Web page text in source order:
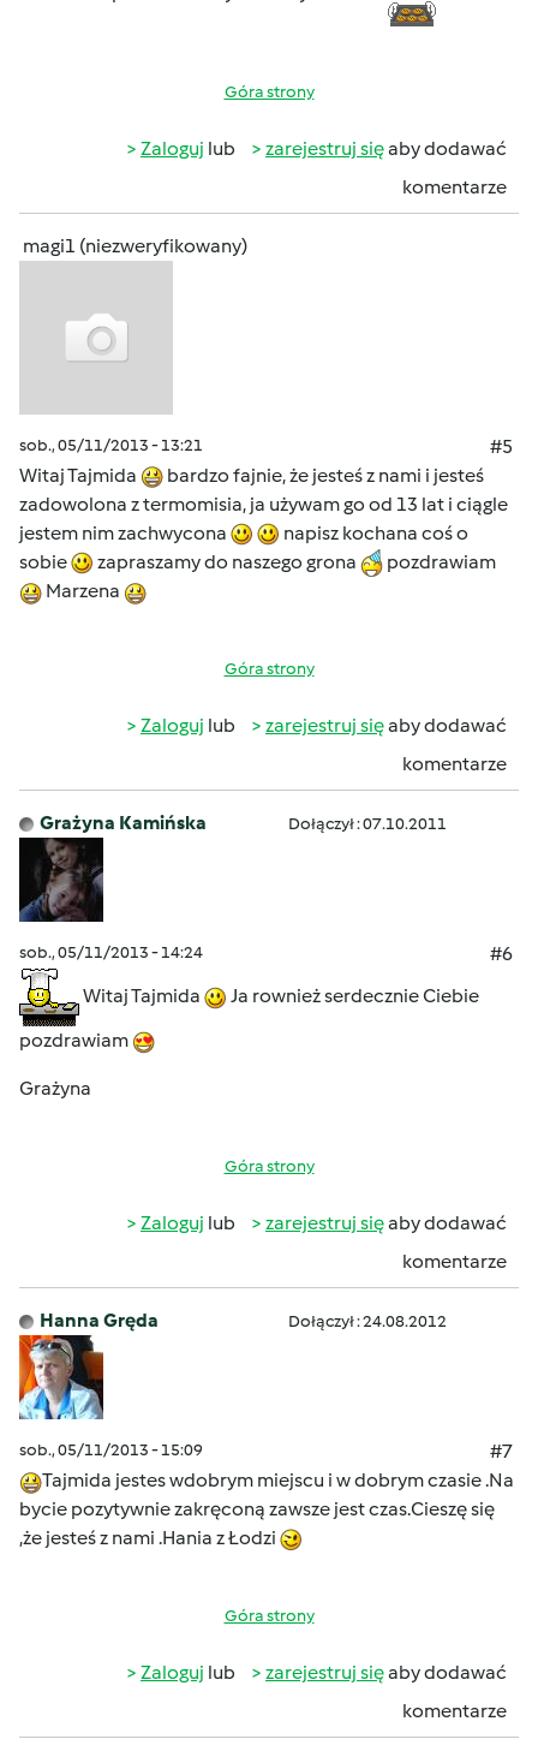
Góra strony
Zaloguj lub zarejestruj sięaby dodawać
komentarze
magi1 (niezweryfikowany)
sob., 05/11/2013 - 13:21
#5
Witaj Tajmida
bardzo fajnie, że jesteś z nami i jesteś
zadowolona z termomisia, ja używam go od 13 lat i ciągle
jestem nim zachwycona
napisz kochana coś o
sobie
zapraszamy do naszego grona
pozdrawiam
Marzena
Góra strony
Zaloguj lub zarejestruj sięaby dodawać
komentarze
Grażyna Kamińska Dołączył : 07.10.2011
sob., 05/11/2013 - 14:24
#6
Witaj Tajmida
Ja rownież serdecznie Ciebie
pozdrawiam
Grażyna
Góra strony
Zaloguj lub zarejestruj sięaby dodawać
komentarze
Hanna Gręda Dołączył : 24.08.2012
sob., 05/11/2013 - 15:09
#7
Tajmida jestes wdobrym miejscu i w dobrym czasie .Na
bycie pozytywnie zakręconą zawsze jest czas.Cieszę się
,że jesteś z nami .Hania z Łodzi
Góra strony
Zaloguj lub zarejestruj sięaby dodawać
komentarze